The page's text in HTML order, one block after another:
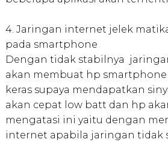
4. Jaringan internet jelek
pada smartphone
Dengan tidak stabilnya
akan membuat hp
keras supaya mendapatkan
akan cepat low batt dan hp
mengatasi ini yaitu dengan
internet apabila jaringan tidak